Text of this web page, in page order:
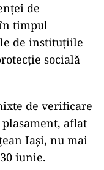
de
timpul
de instituţiile
socială
de verificare
plasament, aflat
Iaşi, nu mai
iunie.